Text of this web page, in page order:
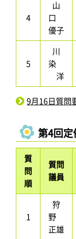
4
山
口
優子
5
川
染
洋
9月16日質問
第4回
質
問
順
質問
議員
1
狩
野
正雄